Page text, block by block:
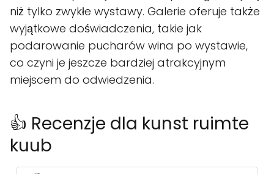
niż tylko zwykłe wystawy. Galerie oferuje także
wyjątkowe doświadczenia, takie jak
podarowanie pucharów wina po wystawie,
co czyni je jeszcze bardziej atrakcyjnym
miejscem do odwiedzenia.
👍 Recenzje dla kunst ruimte
kuub